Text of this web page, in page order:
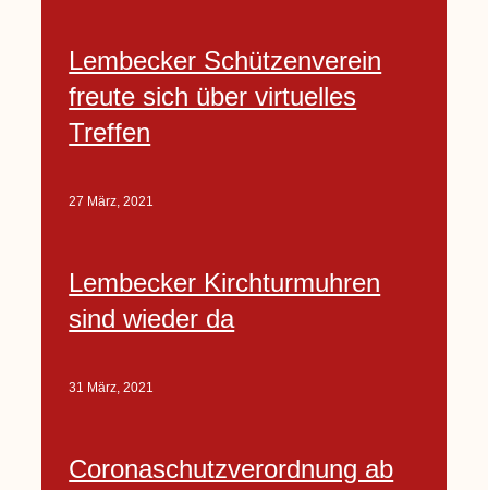
Lembecker Schützenverein
freute sich über virtuelles
Treffen
27 März, 2021
Lembecker Kirchturmuhren
sind wieder da
31 März, 2021
Coronaschutzverordnung ab